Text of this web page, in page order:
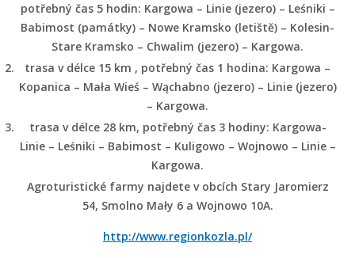
potřebný čas 5 hodin: Kargowa – Linie (jezero) – Leśniki –
Babimost (památky) – Nowe Kramsko (letiště) – Kolesin-
Stare Kramsko – Chwalim (jezero) – Kargowa.
trasa v délce 15 km , potřebný čas 1 hodina: Kargowa –
Kopanica – Mała Wieś – Wąchabno (jezero) – Linie (jezero)
– Kargowa.
trasa v délce 28 km, potřebný čas 3 hodiny: Kargowa-
Linie – Leśniki – Babimost – Kuligowo – Wojnowo – Linie –
Kargowa.
Agroturistické farmy najdete v obcích Stary Jaromierz
54, Smolno Mały 6 a Wojnowo 10A.
http://www.regionkozla.pl/